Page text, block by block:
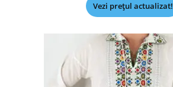
Vezi prețul actualizat!